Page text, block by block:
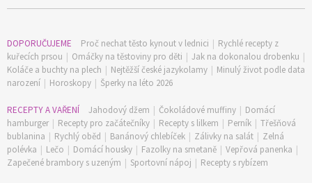
DOPORUČUJEME Proč nechat těsto kynout v lednici | Rychlé recepty z
kuřecích prsou | Omáčky na těstoviny pro děti | Jak na dokonalou drobenku |
Koláče a buchty na plech | Nejtěžší české jazykolamy | Minulý život podle data
narození | Horoskopy | Šperky na léto 2026
RECEPTY A VAŘENÍ Jahodový džem | Čokoládové muffiny | Domácí
hamburger | Recepty pro začátečníky | Recepty s lilkem | Perník | Třešňová
bublanina | Rychlý oběd | Banánový chlebíček | Zálivky na salát | Zelná
polévka | Lečo | Domácí housky | Fazolky na smetaně | Vepřová panenka |
Zapečené brambory s uzeným | Sportovní nápoj | Recepty s rybízem